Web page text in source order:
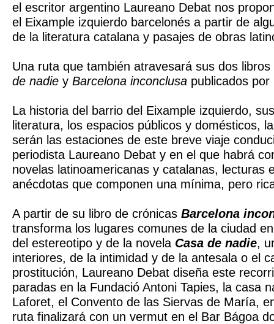
el escritor argentino Laureano Debat nos
el Eixample izquierdo barcelonés a partir de
de la literatura catalana y pasajes de obras
Una ruta que también atravesará sus dos
de nadie y Barcelona inconclusa publicados
La historia del barrio del Eixample izquierdo,
literatura, los espacios públicos y domésticos,
serán las estaciones de este breve viaje
periodista Laureano Debat y en el que habrá
novelas latinoamericanas y catalanas, lecturas
anécdotas que componen una mínima, pero
A partir de su libro de crónicas Barcelona
transforma los lugares comunes de la ciudad
del estereotipo y de la novela Casa de nadie,
interiores, de la intimidad y de la antesala o el
prostitución, Laureano Debat diseña este
paradas en la Fundació Antoni Tapies, la casa
Laforet, el Convento de las Siervas de María,
ruta finalizará con un vermut en el Bar Bágoa